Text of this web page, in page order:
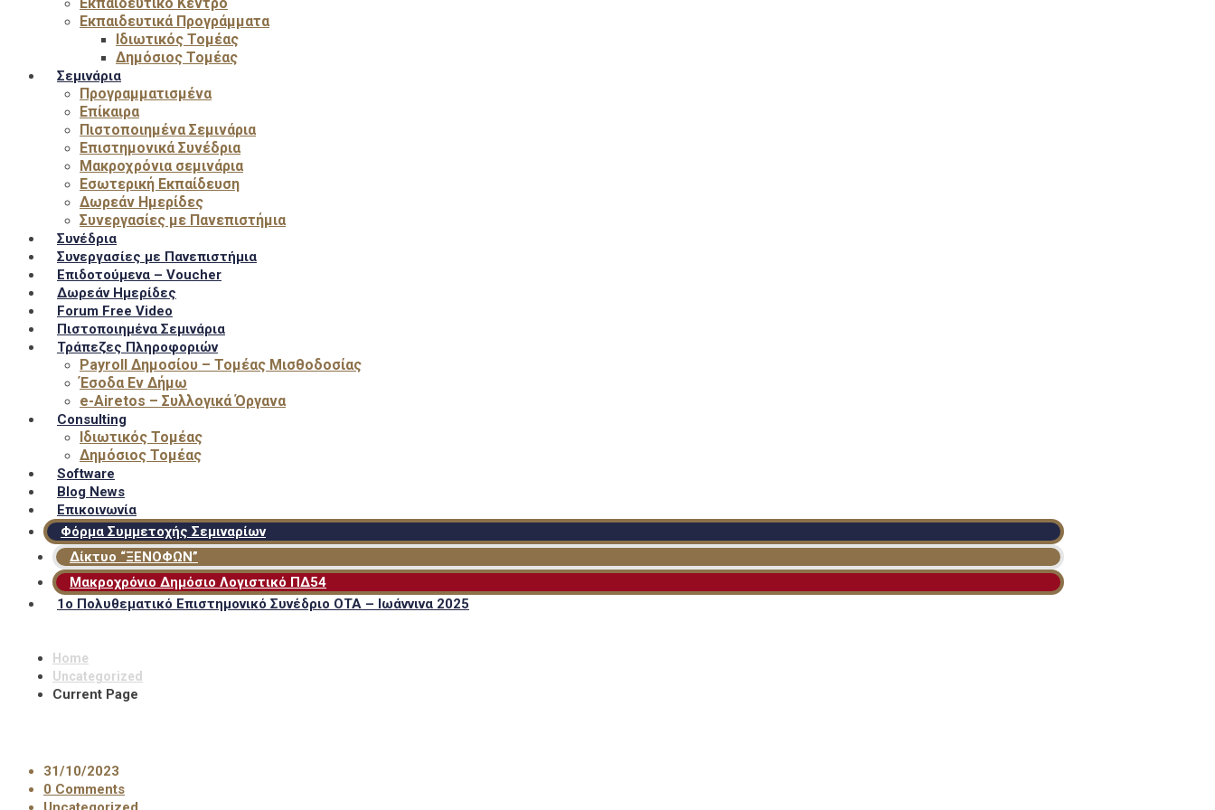
Εκπαιδευτικά Προγράμματα
Ιδιωτικός Τομέας
Δημόσιος Τομέας
Σεμινάρια
Προγραμματισμένα
Επίκαιρα
Πιστοποιημένα Σεμινάρια
Επιστημονικά Συνέδρια
Μακροχρόνια σεμινάρια
Εσωτερική Εκπαίδευση
Δωρεάν Ημερίδες
Συνεργασίες με Πανεπιστήμια
Συνέδρια
Συνεργασίες με Πανεπιστήμια
Επιδοτούμενα – Voucher
Δωρεάν Ημερίδες
Forum Free Video
Πιστοποιημένα Σεμινάρια
Τράπεζες Πληροφοριών
Payroll Δημοσίου – Τομέας Μισθοδοσίας
Έσοδα Εν Δήμω
e-Airetos – Συλλογικά Όργανα
Consulting
Ιδιωτικός Τομέας
Δημόσιος Τομέας
Software
Blog News
Επικοινωνία
Φόρμα Συμμετοχής Σεμιναρίων
Δίκτυο “ΞΕΝΟΦΩΝ”
Μακροχρόνιο Δημόσιο Λογιστικό ΠΔ54
1ο Πολυθεματικό Επιστημονικό Συνέδριο ΟΤΑ – Ιωάννινα 2025
Home
Uncategorized
Current Page
31/10/2023
0 Comments